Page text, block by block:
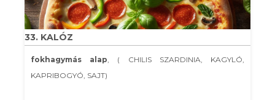
33. KALÓZ
fokhagymás alap, ( CHILIS SZARDINIA, KAGYLÓ,
KAPRIBOGYÓ, SAJT)